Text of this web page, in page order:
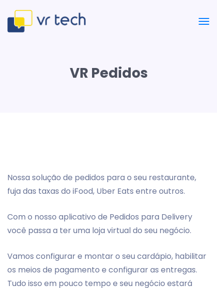
VR Pedidos
Nossa solução de pedidos para o seu restaurante,
fuja das taxas do iFood, Uber Eats entre outros.
Com o nosso aplicativo de Pedidos para Delivery
você passa a ter uma loja virtual do seu negócio.
Vamos configurar e montar o seu cardápio, habilitar
os meios de pagamento e configurar as entregas.
Tudo isso em pouco tempo e seu negócio estará